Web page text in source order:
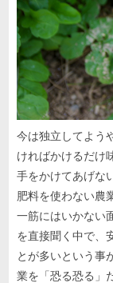
今は独立してよう
ければかけるだけ
手をかけてあげな
肥料を使わない農
一筋にはいかない
を直接聞く中で、
とが多いという事
業を「恐る恐る」